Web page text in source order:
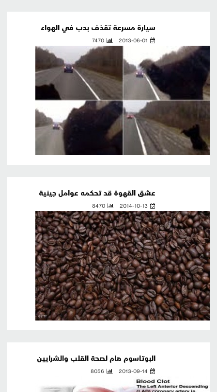
سيارة مسرعة تقذف بدب في الهواء
2013-06-01
7470
عشق القهوة قد تحكمه عوامل جينية
2014-10-13
8470
البوتاسوم هام لصحة القلب والشرايين
2013-09-14
8056